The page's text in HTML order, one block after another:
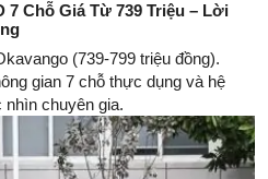
7 Chỗ Giá Từ 739 Triệu – Lời
(739-799 triệu đồng).
gian 7 chỗ thực dụng và hệ
chuyên gia.